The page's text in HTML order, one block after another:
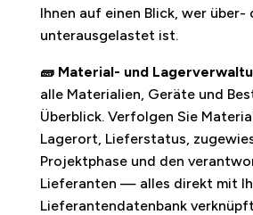
Ihnen auf einen Blick, wer über-
unterausgelastet ist.
🧱 Material- und
alle Materialien, Geräte und
Überblick. Verfolgen Sie
Lagerort, Lieferstatus,
Projektphase und den
Lieferanten — alles direkt mit
Lieferantendatenbank